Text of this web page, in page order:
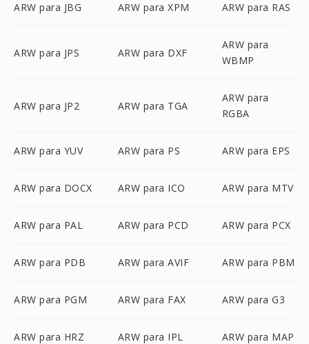
ARW para JBG ARW para XPM ARW para RAS
ARW para JPS ARW para DXF
ARW para
WBMP
ARW para JP2 ARW para TGA
ARW para
RGBA
ARW para YUV ARW para PS ARW para EPS
ARW para DOCX ARW para ICO ARW para MTV
ARW para PAL ARW para PCD ARW para PCX
ARW para PDB ARW para AVIF ARW para PBM
ARW para PGM ARW para FAX ARW para G3
ARW para HRZ ARW para IPL ARW para MAP